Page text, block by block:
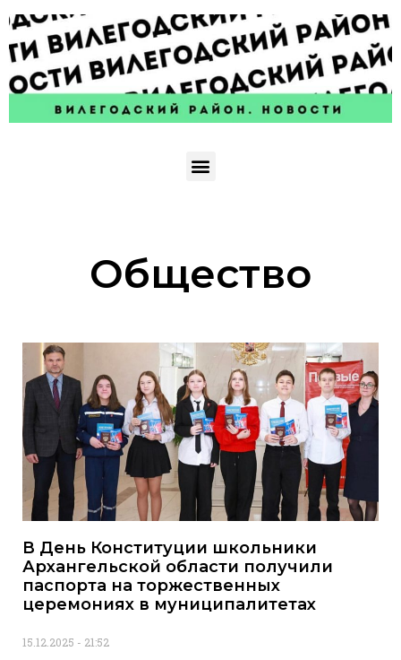
Общество
В День Конституции школьники
Архангельской области получили
паспорта на торжественных
церемониях в муниципалитетах
15.12.2025 21:52